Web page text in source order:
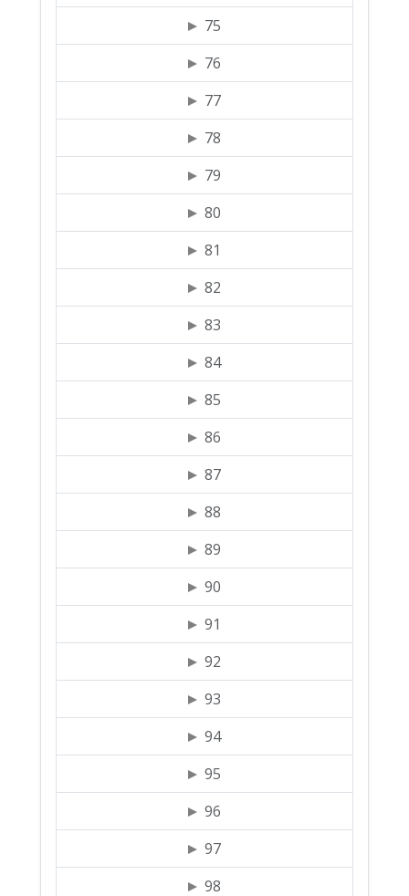
75
76
77
78
79
80
81
82
83
84
85
86
87
88
89
90
91
92
93
94
95
96
97
98